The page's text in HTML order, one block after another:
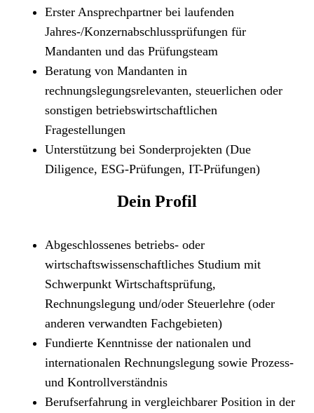
Erster Ansprechpartner bei laufenden
Jahres-/Konzernabschlussprüfungen für
Mandanten und das Prüfungsteam
Beratung von Mandanten in
rechnungslegungsrelevanten, steuerlichen oder
sonstigen betriebswirtschaftlichen
Fragestellungen
Unterstützung bei Sonderprojekten (Due
Diligence, ESG-Prüfungen, IT-Prüfungen)
Dein Profil
Abgeschlossenes betriebs- oder
wirtschaftswissenschaftliches Studium mit
Schwerpunkt Wirtschaftsprüfung,
Rechnungslegung und/oder Steuerlehre (oder
anderen verwandten Fachgebieten)
Fundierte Kenntnisse der nationalen und
internationalen Rechnungslegung sowie Prozess-
und Kontrollverständnis
Berufserfahrung in vergleichbarer Position in der